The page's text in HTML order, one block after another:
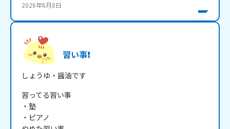
2026年6月8日
習い事❗
しょうゆ・醤油です
習ってる習い事
・塾
・ピアノ